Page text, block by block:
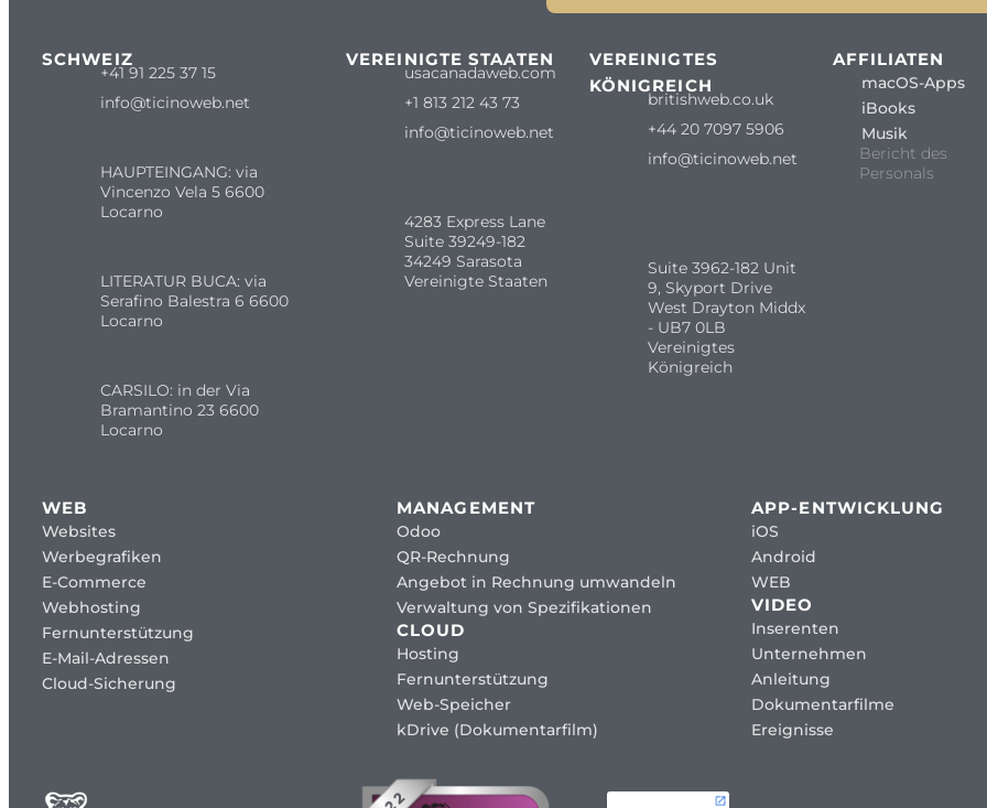
SCHWEIZ
+41 91 225 37 15
info@ticinoweb.net
HAUPTEINGANG: via
Vincenzo Vela 5 6600
Locarno
LITERATUR BUCA: via
Serafino Balestra 6 6600
Locarno
CARSILO: in der Via
Bramantino 23 6600
Locarno
VEREINIGTE STAATEN
usacanadaweb.com
+1 813 212 43 73
info@ticinoweb.net
4283 Express Lane
Suite 39249-182
34249 Sarasota
Vereinigte Staaten
VEREINIGTES
KÖNIGREICH
britishweb.co.uk
+44 20 7097 5906
info@ticinoweb.net
Suite 3962-182 Unit
9, Skyport Drive
West Drayton Middx
- UB7 0LB
Vereinigtes
Königreich
AFFILIATEN
macOS-Apps
iBooks
Musik
Bericht des
Personals
WEB
Websites
Werbegrafiken
E-Commerce
Webhosting
Fernunterstützung
E-Mail-Adressen
Cloud-Sicherung
MANAGEMENT
Odoo
QR-Rechnung
Angebot in Rechnung umwandeln
Verwaltung von Spezifikationen
CLOUD
Hosting
Fernunterstützung
Web-Speicher
kDrive (Dokumentarfilm)
APP-ENTWICKLUNG
iOS
Android
WEB
VIDEO
Inserenten
Unternehmen
Anleitung
Dokumentarfilme
Ereignisse